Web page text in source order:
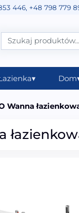
446, +48 798 779
▾ Dom
Wanna